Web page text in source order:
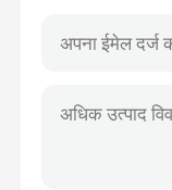
आणविक निदान
फ्लोरोसेंट रंग